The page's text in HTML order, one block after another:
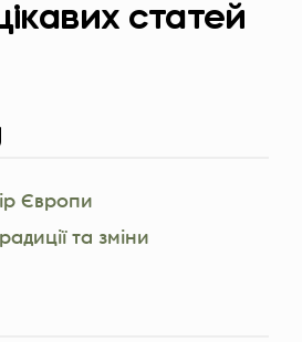
статей
Європи
та зміни